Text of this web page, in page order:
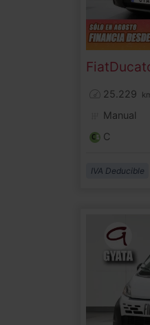
Fiat
25.229
Manual
C
IVA Deducible